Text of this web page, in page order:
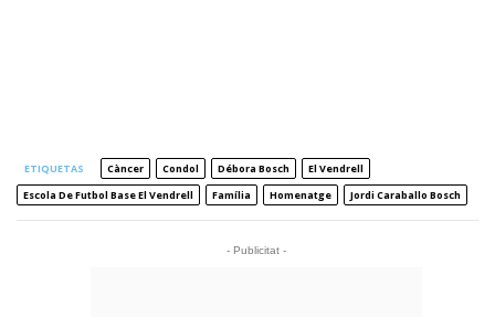
ETIQUETAS Càncer Condol Débora Bosch
El Vendrell
Escola De Futbol Base El Vendrell
Família Homenatge Jordi Caraballo Bosch
- Publicitat -